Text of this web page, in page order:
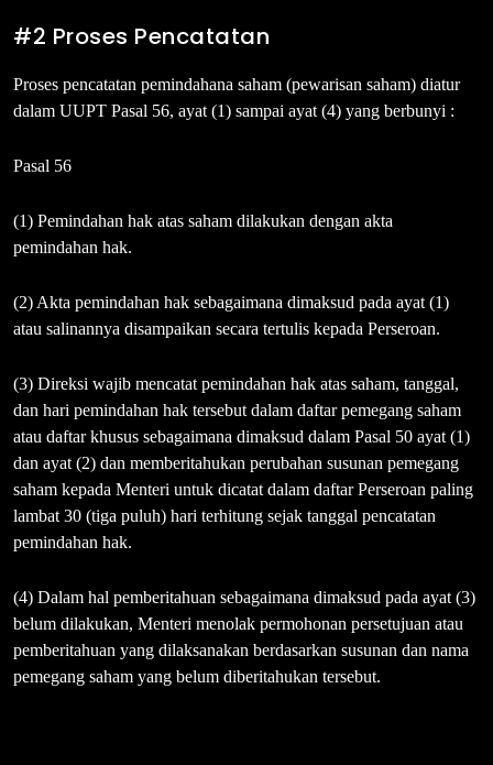
#2 Proses Pencatatan
Proses pencatatan pemindahana saham (pewarisan saham) diatur
dalam UUPT Pasal 56, ayat (1) sampai ayat (4) yang berbunyi :
Pasal 56
(1) Pemindahan hak atas saham dilakukan dengan akta
pemindahan hak.
(2) Akta pemindahan hak sebagaimana dimaksud pada ayat (1)
atau salinannya disampaikan secara tertulis kepada Perseroan.
(3) Direksi wajib mencatat pemindahan hak atas saham, tanggal,
dan hari pemindahan hak tersebut dalam daftar pemegang saham
atau daftar khusus sebagaimana dimaksud dalam Pasal 50 ayat (1)
dan ayat (2) dan memberitahukan perubahan susunan pemegang
saham kepada Menteri untuk dicatat dalam daftar Perseroan paling
lambat 30 (tiga puluh) hari terhitung sejak tanggal pencatatan
pemindahan hak.
(4) Dalam hal pemberitahuan sebagaimana dimaksud pada ayat (3)
belum dilakukan, Menteri menolak permohonan persetujuan atau
pemberitahuan yang dilaksanakan berdasarkan susunan dan nama
pemegang saham yang belum diberitahukan tersebut.